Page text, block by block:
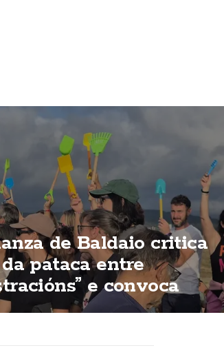
de Baldaio critica
pataca entre
e convoca
concentración